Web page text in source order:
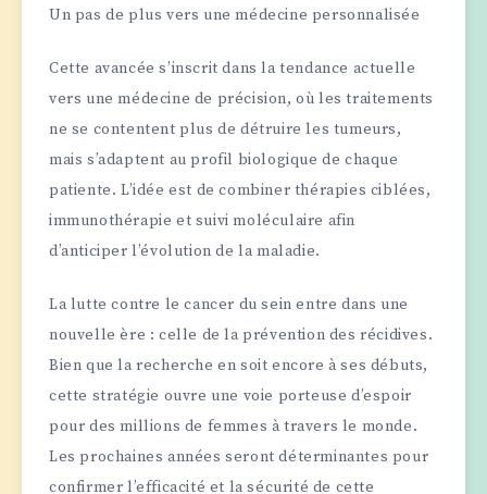
Un pas de plus vers une médecine personnalisée
Cette avancée s’inscrit dans la tendance actuelle
vers une médecine de précision, où les traitements
ne se contentent plus de détruire les tumeurs,
mais s’adaptent au profil biologique de chaque
patiente. L’idée est de combiner thérapies ciblées,
immunothérapie et suivi moléculaire afin
d’anticiper l’évolution de la maladie.
La lutte contre le cancer du sein entre dans une
nouvelle ère : celle de la prévention des récidives.
Bien que la recherche en soit encore à ses débuts,
cette stratégie ouvre une voie porteuse d’espoir
pour des millions de femmes à travers le monde.
Les prochaines années seront déterminantes pour
confirmer l’efficacité et la sécurité de cette